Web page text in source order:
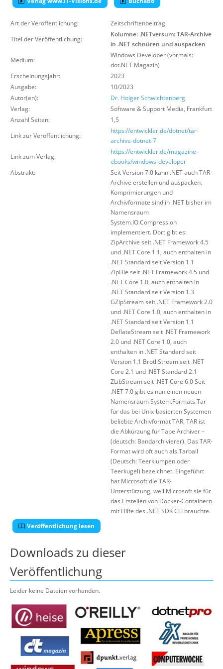
Über uns
Suche
Art der Veröffentlichung:
Zeitschriftenbeitrag
Titel der Veröffentlichung:
Kolumne: .NETversum: TAR-Archive
in .NET schnüren und auspacken
Medium:
Windows Developer (vormals:
dot.NET Magazin)
Erscheinungsjahr:
2023
Ausgabe:
10/2023
Autor(en):
Dr. Holger Schwichtenberg
Verlag:
Software & Support Media, Frankfurt
Anzahl Seiten:
1,5
Link zur Veröffentlichung:
https://entwickler.de/dotnet/tar-
archive-dotnet-7
Link zum Verlag:
https://entwickler.de/magazine-
ebooks/windows-developer
Abstrakt:
Seit Version 7.0 kann .NET auch TAR-
Archive erstellen und auspacken.
Komprimierungen und
Archivformate sind in .NET bisher im
Namensraum
System.IO.Compression
implementiert. Dort gibt es:
ZipArchive seit .NET Framework 4.5
und .NET Core 1.1, auch enthalten in
.NET Standard seit Version 1.1
ZipFile seit .NET Framework 4.5 und
.NET Core 1.0, auch enthalten in
.NET Standard seit Version 1.3
GZipStream seit .NET Framework 2.0
und .NET Core 1.0, auch enthalten in
.NET Standard seit Version 1.1
DeflateStream seit .NET Framework
2.0 und .NET Core 1.0, auch
enthalten in .NET Standard seit
Version 1.1 BrotliStream seit .NET
Core 2.1 und .NET Standard 2.1
ZLibStream seit .NET Core 6.0 Seit
.NET 7.0 gibt es nun einen neuen
Namensraum System.Formats.Tar
für das bei Unix-basierten Systemen
beliebte Archivformat TAR. TAR ist
die Abkürzung für Tape Archiver –
(deutsch: Bandarchivierer). Das TAR-
Format wird oft auch als Tarball
(Deutsch: Teerklumpen oder
Teerkugel) bezeichnet. Eingeführt
hat Microsoft die TAR-
Unterstützung, weil Microsoft sie für
das Erstellen von Docker-Containern
mit Hilfe des .NET SDK CLI brauchte.
Veröffentlichung lesen
Downloads zu dieser
Veröffentlichung
Leider keine Dateien vorhanden.